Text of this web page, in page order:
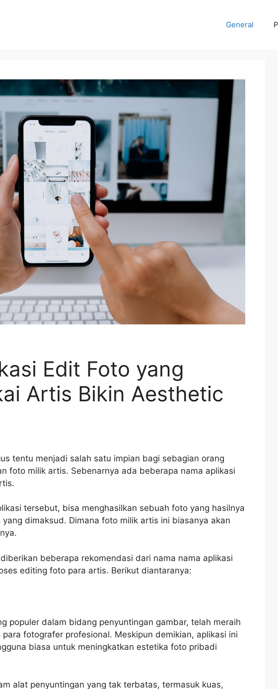
General
Edit Foto yang
Artis Bikin Aesthetic
tentu menjadi salah satu impian bagi sebagian orang
foto milik artis. Sebenarnya ada beberapa nama aplikasi
tersebut, bisa menghasilkan sebuah foto yang hasilnya
dimaksud. Dimana foto milik artis ini biasanya akan
beberapa rekomendasi dari nama nama aplikasi
editing foto para artis. Berikut diantaranya:
populer dalam bidang penyuntingan gambar, telah meraih
fotografer profesional. Meskipun demikian, aplikasi ini
biasa untuk meningkatkan estetika foto pribadi
alat penyuntingan yang tak terbatas, termasuk kuas,